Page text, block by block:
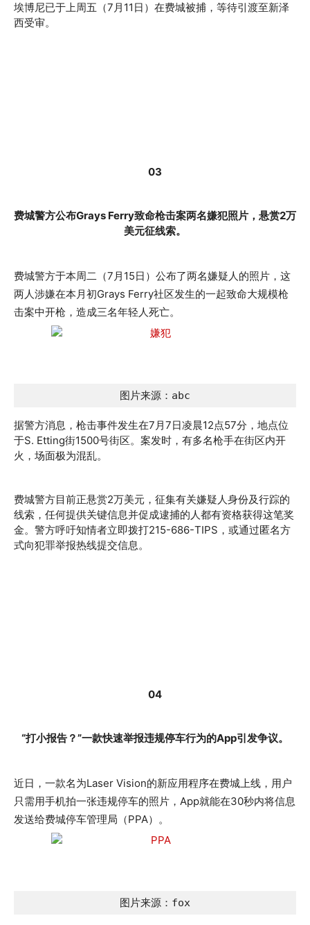
埃博尼已于上周五（7月11日）在费城被捕，等待引渡至新泽
西受审。
03
费城警方公布Grays Ferry致命枪击案两名嫌犯照片，悬赏2万
美元征线索。
费城警方于本周二（7月15日）公布了两名嫌疑人的照片，这
两人涉嫌在本月初Grays Ferry社区发生的一起致命大规模枪
击案中开枪，造成三名年轻人死亡。
图片来源：abc
据警方消息，枪击事件发生在7月7日凌晨12点57分，地点位
于S. Etting街1500号街区。案发时，有多名枪手在街区内开
火，场面极为混乱。
费城警方目前正悬赏2万美元，征集有关嫌疑人身份及行踪的
线索，任何提供关键信息并促成逮捕的人都有资格获得这笔奖
金。警方呼吁知情者立即拨打215-686-TIPS，或通过匿名方
式向犯罪举报热线提交信息。
04
“打小报告？”一款快速举报违规停车行为的App引发争议。
近日，一款名为Laser Vision的新应用程序在费城上线，用户
只需用手机拍一张违规停车的照片，App就能在30秒内将信息
发送给费城停车管理局（PPA）。
图片来源：fox